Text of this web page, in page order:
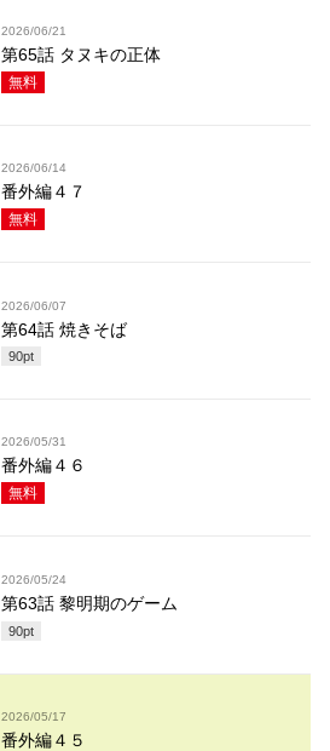
2026/06/21
第65話 タヌキの正体
無料
2026/06/14
番外編４７
無料
2026/06/07
第64話 焼きそば
90pt
2026/05/31
番外編４６
無料
2026/05/24
第63話 黎明期のゲーム
90pt
2026/05/17
番外編４５